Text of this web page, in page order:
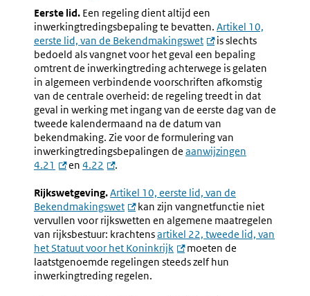
Eerste lid. Een regeling dient altijd een
inwerkingtredingsbepaling te bevatten. Artikel 10,
eerste lid, van de Bekendmakingswet
is slechts
bedoeld als vangnet voor het geval een bepaling
omtrent de inwerkingtreding achterwege is gelaten
in algemeen verbindende voorschriften afkomstig
van de centrale overheid: de regeling treedt in dat
geval in werking met ingang van de eerste dag van de
tweede kalendermaand na de datum van
bekendmaking. Zie voor de formulering van
inwerkingtredingsbepalingen de aanwijzingen
4.21
en 4.22 .
Rijkswetgeving.Artikel 10, eerste lid, van de
Bekendmakingswet
kan zijn vangnetfunctie niet
vervullen voor rijkswetten en algemene maatregelen
van rijksbestuur: krachtensartikel 22, tweede lid, van
het Statuut voor het Koninkrijk
moeten de
laatstgenoemde regelingen steeds zelf hun
inwerkingtreding regelen.